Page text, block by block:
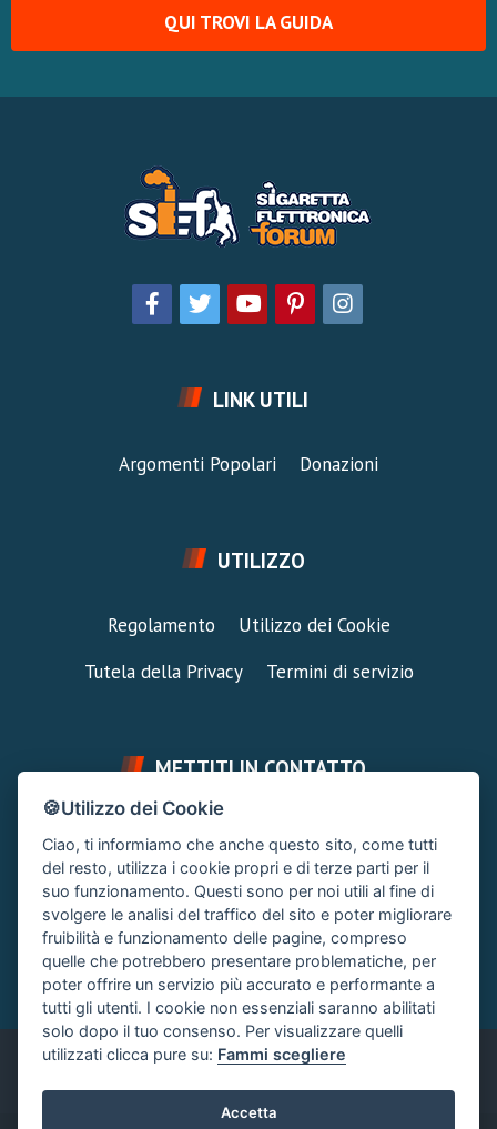
QUI TROVI LA GUIDA
LINK UTILI
Argomenti Popolari Donazioni
UTILIZZO
Regolamento
Utilizzo dei Cookie
Tutela della Privacy
Termini di servizio
METTITI IN CONTATTO
FAI UNA DOMANDA
Chiedi un Consiglio
Area Ticket
CONTATTA L'AMMINISTRAZIONE
Clicca quì
Italiano
🍪Utilizzo dei Cookie
Ciao, ti informiamo che anche questo sito, come tutti
del resto, utilizza i cookie propri e di terze parti per il
suo funzionamento. Questi sono per noi utili al fine di
svolgere le analisi del traffico del sito e poter migliorare
fruibilità e funzionamento delle pagine, compreso
quelle che potrebbero presentare problematiche, per
poter offrire un servizio più accurato e performante a
tutti gli utenti. I cookie non essenziali saranno abilitati
solo dopo il tuo consenso. Per visualizzare quelli
utilizzati clicca pure su: Fammi scegliere
Accetta